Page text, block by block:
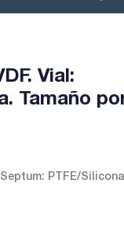
Vial:
Tamaño
PTFE/